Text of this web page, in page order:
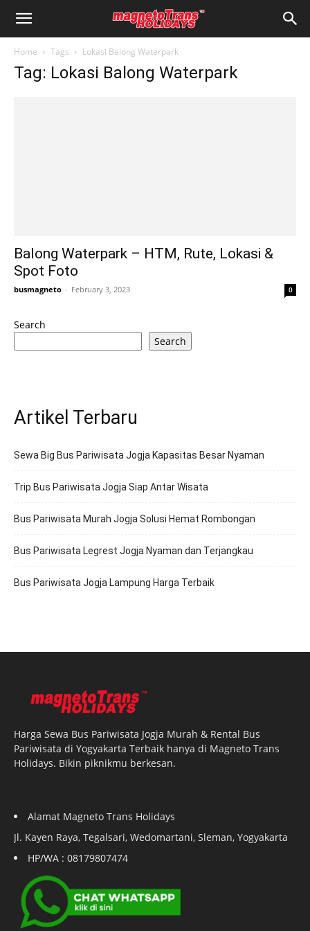
Home Tags Lokasi Balong Waterpark
Tag: Lokasi Balong Waterpark
Balong Waterpark – HTM, Rute, Lokasi &
Spot Foto
busmagneto - February 3, 2023 0
Search
Search
Artikel Terbaru
Sewa Big Bus Pariwisata Jogja Kapasitas Besar Nyaman
Trip Bus Pariwisata Jogja Siap Antar Wisata
Bus Pariwisata Murah Jogja Solusi Hemat Rombongan
Bus Pariwisata Legrest Jogja Nyaman dan Terjangkau
Bus Pariwisata Jogja Lampung Harga Terbaik
Harga Sewa Bus Pariwisata Jogja Murah & Rental Bus
Pariwisata di Yogyakarta Terbaik hanya di Magneto Trans
Holidays. Bikin piknikmu berkesan.
Alamat Magneto Trans Holidays
Jl. Kayen Raya, Tegalsari, Wedomartani, Sleman, Yogyakarta
HP/WA : 08179807474